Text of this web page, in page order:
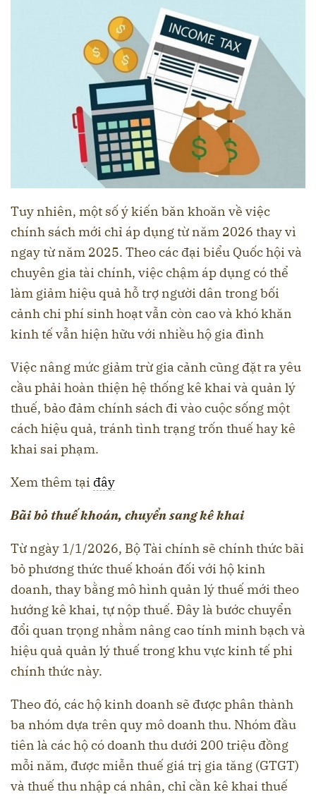
Tuy nhiên, một số ý kiến băn khoăn về việc
chính sách mới chỉ áp dụng từ năm 2026 thay vì
ngay từ năm 2025. Theo các đại biểu Quốc hội và
chuyên gia tài chính, việc chậm áp dụng có thể
làm giảm hiệu quả hỗ trợ người dân trong bối
cảnh chi phí sinh hoạt vẫn còn cao và khó khăn
kinh tế vẫn hiện hữu với nhiều hộ gia đình
Việc nâng mức giảm trừ gia cảnh cũng đặt ra yêu
cầu phải hoàn thiện hệ thống kê khai và quản lý
thuế, bảo đảm chính sách đi vào cuộc sống một
cách hiệu quả, tránh tình trạng trốn thuế hay kê
khai sai phạm.
Xem thêm tại đây
Bãi bỏ thuế khoán, chuyển sang kê khai
Từ ngày 1/1/2026, Bộ Tài chính sẽ chính thức bãi
bỏ phương thức thuế khoán đối với hộ kinh
doanh, thay bằng mô hình quản lý thuế mới theo
hướng kê khai, tự nộp thuế. Đây là bước chuyển
đổi quan trọng nhằm nâng cao tính minh bạch và
hiệu quả quản lý thuế trong khu vực kinh tế phi
chính thức này.
Theo đó, các hộ kinh doanh sẽ được phân thành
ba nhóm dựa trên quy mô doanh thu. Nhóm đầu
tiên là các hộ có doanh thu dưới 200 triệu đồng
mỗi năm, được miễn thuế giá trị gia tăng (GTGT)
và thuế thu nhập cá nhân, chỉ cần kê khai thuế